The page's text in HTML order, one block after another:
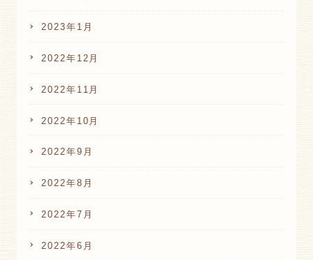
2023年1月
2022年12月
2022年11月
2022年10月
2022年9月
2022年8月
2022年7月
2022年6月